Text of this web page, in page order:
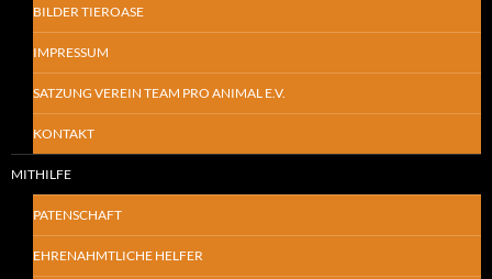
BILDER TIEROASE
IMPRESSUM
SATZUNG VEREIN TEAM PRO ANIMAL E.V.
KONTAKT
MITHILFE
PATENSCHAFT
EHRENAHMTLICHE HELFER